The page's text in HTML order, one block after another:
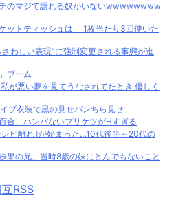
のマジで語れる奴がいないwwwwwwww
ットティッシュは 「1枚当たり3回使いた
わしい表現”に強制変更される事態が進
ブーム
が悪い夢を見てうなされてたとき 優しく
ブ衣装で黒の見せパンちら見せ
合、ハンパないプリケツがHすぎる
レビ離れ｣が始まった…10代後半～20代の
果の兄、当時8歳の妹にとんでもないこと
RSS